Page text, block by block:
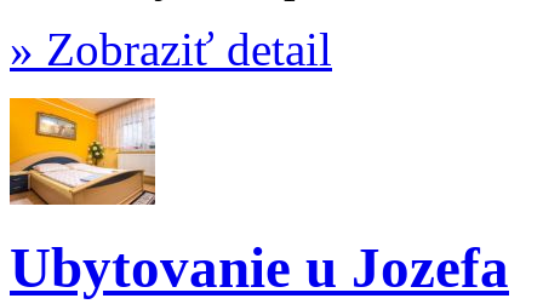
» Zobraziť detail
Ubytovanie u Jozefa